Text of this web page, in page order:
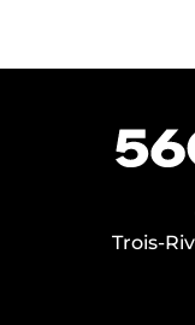
Trois-